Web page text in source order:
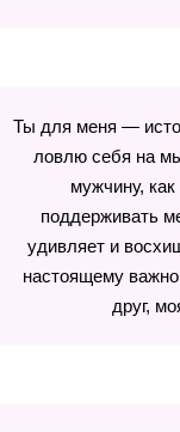
Ты для меня —
ловлю себя на
мужчину,
поддерживать
удивляет и
настоящему
друг,